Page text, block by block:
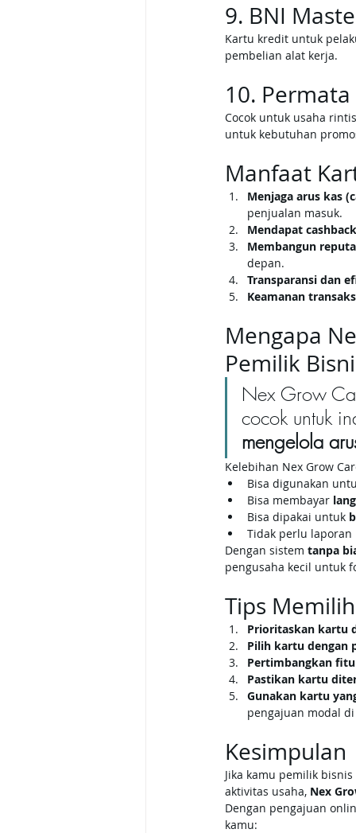
9. BNI
Kartu kredit untuk
pembelian alat kerja.
10.
Cocok untuk usaha
untuk kebutuhan
Manfaat
Menjaga arus kas
penjualan masuk.
Mendapat
Membangun
depan.
Transparansi dan
Keamanan
Mengapa
Pemilik
Nex Grow
cocok untuk
mengelola
Kelebihan Nex Grow
Bisa digunakan
Bisa membayar
Bisa dipakai untuk
Tidak perlu
Dengan sistem tanpa
pengusaha kecil untuk
Tips
Prioritaskan kartu
Pilih kartu dengan
Pertimbangkan
Pastikan kartu
Gunakan kartu
pengajuan modal
Kesimpulan
Jika kamu pemilik
aktivitas usaha, Nex
Dengan pengajuan
kamu: